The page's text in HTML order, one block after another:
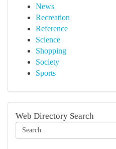
News
Recreation
Reference
Science
Shopping
Society
Sports
Web Directory Search